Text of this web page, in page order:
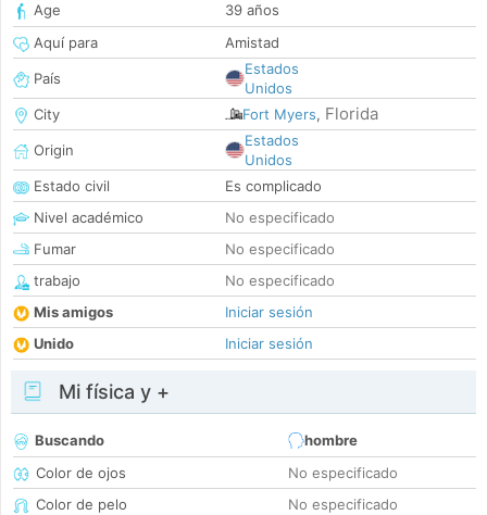
Age
39 años
Aquí para
Amistad
País
Estados
Unidos
City
Fort Myers, Florida
Origin
Estados
Unidos
Estado civil
Es complicado
Nivel académico
No especificado
Fumar
No especificado
trabajo
No especificado
Mis amigos
Iniciar sesión
Unido
Iniciar sesión
Mi física y +
Buscando
hombre
Color de ojos
No especificado
Color de pelo
No especificado